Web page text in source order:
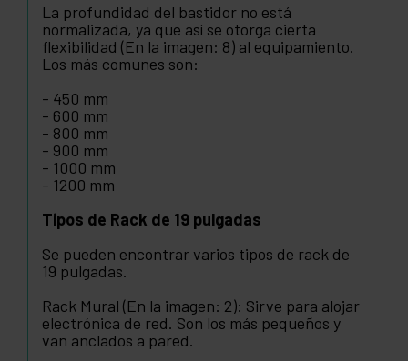
La profundidad del bastidor no está
normalizada, ya que así se otorga cierta
flexibilidad (En la imagen: 8) al equipamiento.
Los más comunes son:
- 450 mm
- 600 mm
- 800 mm
- 900 mm
- 1000 mm
- 1200 mm
Tipos de Rack de 19 pulgadas
Se pueden encontrar varios tipos de rack de
19 pulgadas.
Rack Mural (En la imagen: 2): Sirve para alojar
electrónica de red. Son los más pequeños y
van anclados a pared.